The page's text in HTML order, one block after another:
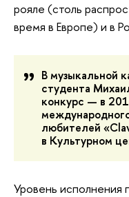
рояле (столь
время в Европе) и в
В музыкальной
студента
конкурс — в
любителей
в Культурном
Уровень исполнения